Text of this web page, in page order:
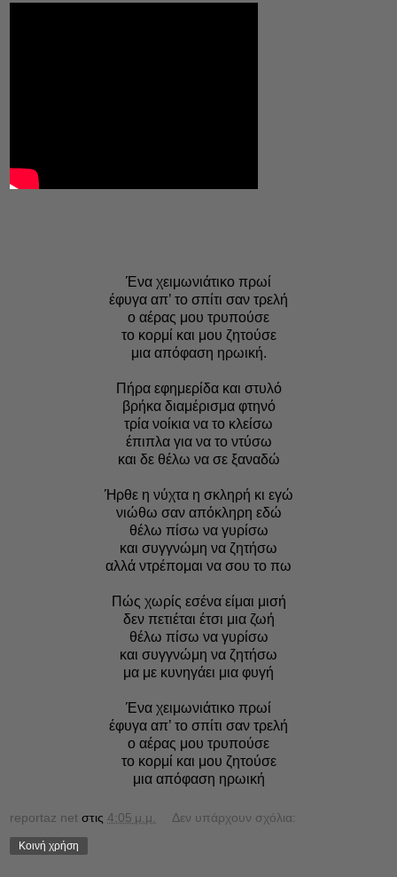
Ένα χειμωνιάτικο πρωί
έφυγα απ’ το σπίτι σαν τρελή
ο αέρας μου τρυπούσε
το κορμί και μου ζητούσε
μια απόφαση ηρωική.
Πήρα εφημερίδα και στυλό
βρήκα διαμέρισμα φτηνό
τρία νοίκια να το κλείσω
έπιπλα για να το ντύσω
και δε θέλω να σε ξαναδώ
Ήρθε η νύχτα η σκληρή κι εγώ
νιώθω σαν απόκληρη εδώ
θέλω πίσω να γυρίσω
και συγγνώμη να ζητήσω
αλλά ντρέπομαι να σου το πω
Πώς χωρίς εσένα είμαι μισή
δεν πετιέται έτσι μια ζωή
θέλω πίσω να γυρίσω
και συγγνώμη να ζητήσω
μα με κυνηγάει μια φυγή
Ένα χειμωνιάτικο πρωί
έφυγα απ’ το σπίτι σαν τρελή
ο αέρας μου τρυπούσε
το κορμί και μου ζητούσε
μια απόφαση ηρωική
reportaz net στις 4:05 μ.μ. Δεν υπάρχουν σχόλια:
Κοινή χρήση